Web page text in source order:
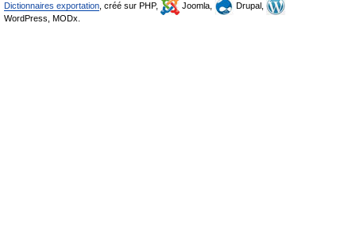
Dictionnaires exportation , créé sur PHP, Joomla,
Drupal,
WordPress, MODx.